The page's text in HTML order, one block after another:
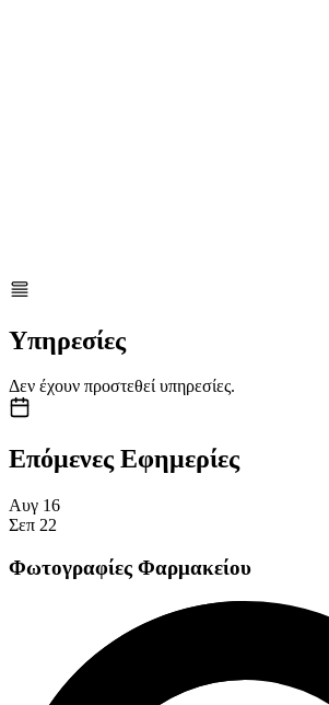
Υπηρεσίες
Δεν έχουν προστεθεί υπηρεσίες.
Επόμενες Εφημερίες
Αυγ 16
Σεπ 22
Φωτογραφίες Φαρμακείου